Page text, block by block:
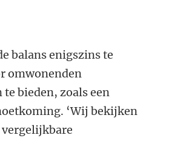
balans enigszins te
omwonenden
te bieden, zoals een
‘Wij bekijken